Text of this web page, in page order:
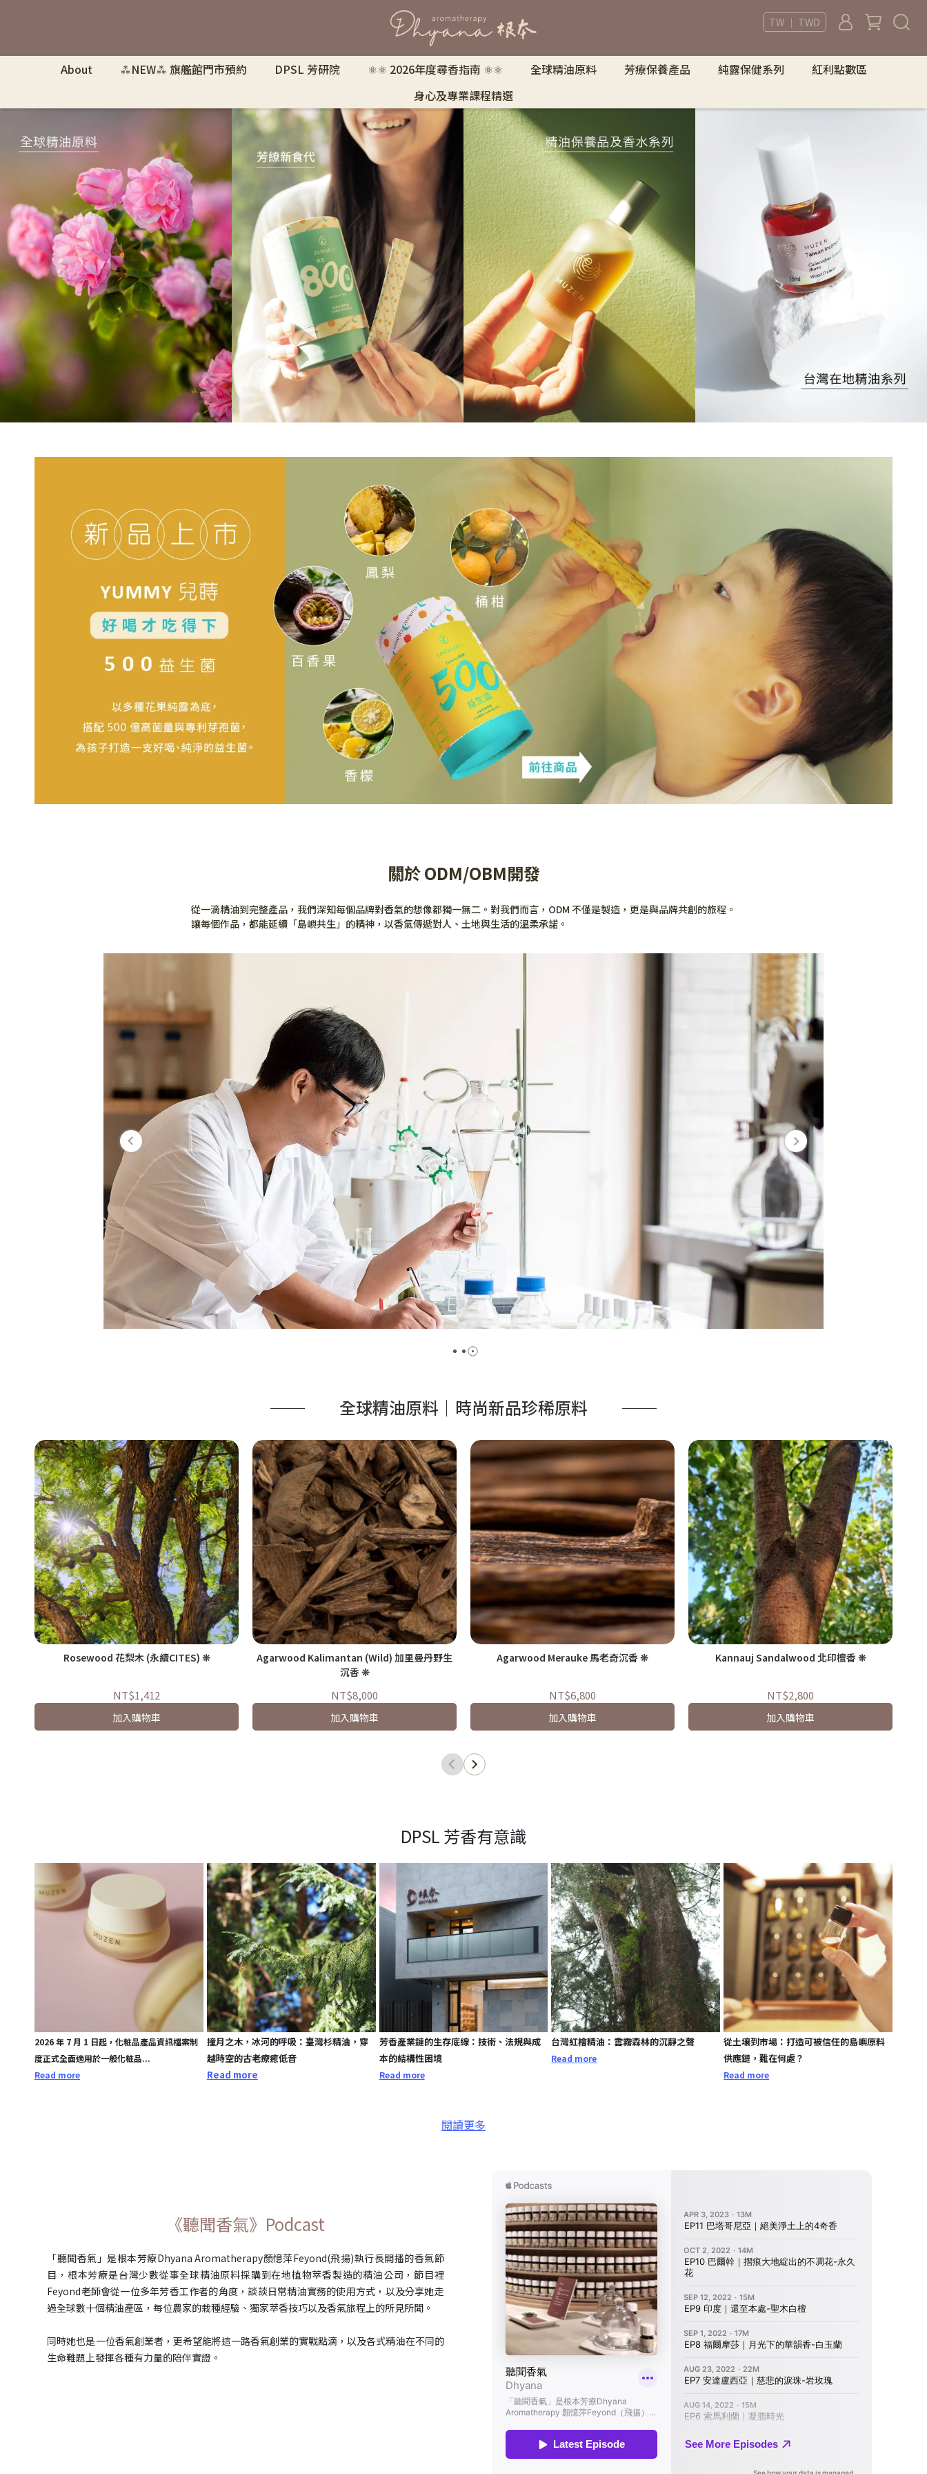
TW ｜ TWD
About ⁂NEW⁂ 旗艦館門市預約 DPSL 芳研院 ⚛︎⚛︎ 2026年度尋香指南 ⚛︎⚛︎ 全球精油原料 芳療保養產品 純露保健系列
紅利點數區
身心及專業課程精選
關於 ODM/OBM開發
從一滴精油到完整產品，我們深知每個品牌對香氣的想像都獨一無二。對我們而言，ODM 不僅是製造，更是與品牌共創的旅程。
讓每個作品，都能延續「島嶼共生」的精神，以香氣傳遞對人、土地與生活的溫柔承諾。
全球精油原料｜時尚新品珍稀原料
Rosewood 花梨木 (永續CITES) ❊
NT$1,412
加入購物車
Agarwood Kalimantan (Wild) 加里曼丹野生
沉香 ❊
NT$8,000
加入購物車
Agarwood Merauke 馬老奇沉香 ❊
NT$6,800
加入購物車
Kannauj Sandalwood 北印檀香 ❊
NT$2,800
加入購物車
DPSL 芳香有意識
2026 年 7 月 1 日起，化粧品產品資訊檔案制
度正式全面適用於一般化粧品...
Read more
撞月之木，冰河的呼吸：臺灣杉精油，穿
越時空的古老療癒低音
Read more
芳香產業鏈的生存底線：技術、法規與成
本的結構性困境
Read more
台灣紅檜精油：雲霧森林的沉靜之聲
Read more
從土壤到市場：打造可被信任的島嶼原料
供應鏈，難在何處？
Read more
閱讀更多
《聽聞香氣》Podcast
「聽聞香氣」是根本芳療Dhyana Aromatherapy顏憶萍Feyond(飛揚)執行長開播的香氣節
目，根本芳療是台灣少數從事全球精油原料採購到在地植物萃香製造的精油公司，節目裡
Feyond老師會從一位多年芳香工作者的角度，談談日常精油實務的使用方式，以及分享她走
過全球數十個精油產區，每位農家的栽種經驗、獨家萃香技巧以及香氣旅程上的所見所聞。
同時她也是一位香氣創業者，更希望能將這一路香氣創業的實戰點滴，以及各式精油在不同的
生命難題上發揮各種有力量的陪伴實證。